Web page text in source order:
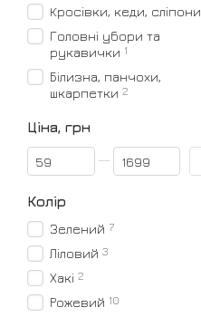
Кросівки, кеди, сліпони
Головні убори та
рукавички 1
Білизна, панчохи,
шкарпетки 2
Ціна, грн
Від Ціна, грн
До Ціна, грн
Колір
Зелений 7
Ліловий 3
Хакі 2
Рожевий 10